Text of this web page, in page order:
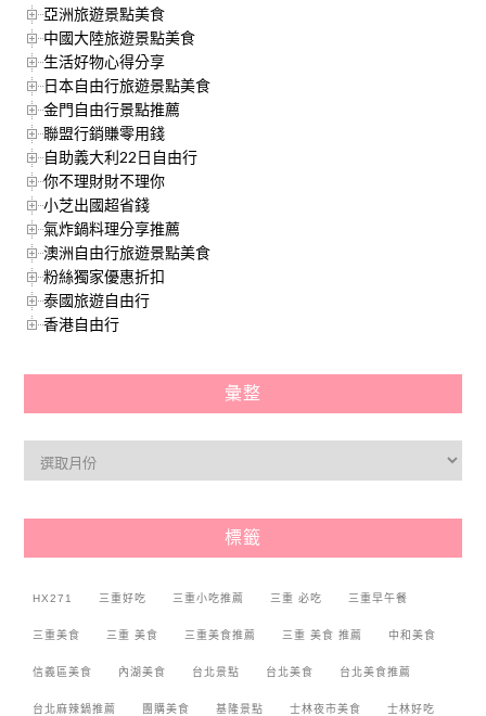
亞洲旅遊景點美食
中國大陸旅遊景點美食
生活好物心得分享
日本自由行旅遊景點美食
金門自由行景點推薦
聯盟行銷賺零用錢
自助義大利22日自由行
你不理財財不理你
小芝出國超省錢
氣炸鍋料理分享推薦
澳洲自由行旅遊景點美食
粉絲獨家優惠折扣
泰國旅遊自由行
香港自由行
彙整
標籤
HX271 三重好吃 三重小吃推薦 三重 必吃 三重早午餐
三重美食 三重 美食 三重美食推薦 三重 美食 推薦 中和美食
信義區美食 內湖美食 台北景點 台北美食 台北美食推薦
台北麻辣鍋推薦 團購美食 基隆景點 士林夜市美食 士林好吃